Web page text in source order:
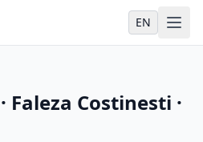
EN
· Faleza Costinesti ·